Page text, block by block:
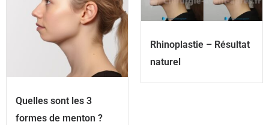
Quelles sont les 3
formes de menton ?
Rhinoplastie – Résultat
naturel